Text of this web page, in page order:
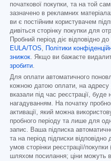
початкової покупки, та на той
зазначено в рекламних
ви є постійним користувачем
дивіться сторінку покупки для
Пробний період діє відповідно
EULA/TOS, Політики
знижок. Якщо ви бажаєте
зробити.
Для оплати автоматичного
кожною датою оплати, на адресу
вказали під час реєстрації,
нагадуванням. На початку
активації, який можна
пробного періоду та лише для
запис. Ваша підписка
та на період підписки відповідно
умов сторінки реєстрації/
шляхом посилання; ціни можуть